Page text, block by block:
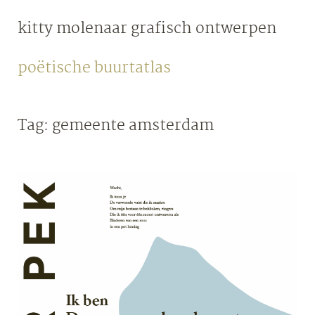
to
kitty molenaargrafisch ontwerpen
poëtische buurtatlas
Tag: gemeente amsterdam